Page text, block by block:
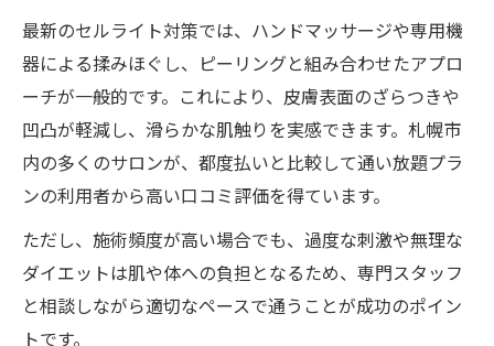
マッサージ通い放題で実現する美肌変化
口コミで広がるセルライト改善の成功例
美肌効果を引き出すピーリング活用法
ニキビケアに最適なピーリングの選び方と
効果
札幌の通い放題サロンで受ける最新ピーリ
ング法
痩身エステとの併用で得られる美肌の秘訣
最新のセルライト対策では、ハンドマッサージや専用機
器による揉みほぐし、ピーリングと組み合わせたアプロ
ーチが一般的です。これにより、皮膚表面のざらつきや
凹凸が軽減し、滑らかな肌触りを実感できます。札幌市
内の多くのサロンが、都度払いと比較して通い放題プラ
ンの利用者から高い口コミ評価を得ています。
ただし、施術頻度が高い場合でも、過度な刺激や無理な
ダイエットは肌や体への負担となるため、専門スタッフ
と相談しながら適切なペースで通うことが成功のポイン
トです。